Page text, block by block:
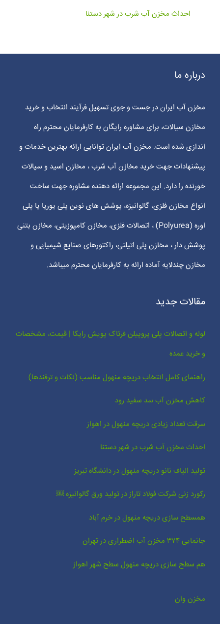
احداث مخزن آب شرب در شهر دستنا
درباره ما
مخزن آب ایران در جست و جوی تسهیل فرآیند انتخاب و خرید
مخازن سیالات، برای مشاوره رایگان به کارفرمایان محترم راه
اندازی شده است. مخزن آب ایران توانایی ارائه بهترین خدمات و
پیشنهادات جهت خرید مخازن آب شرب ، مخازن اسید و سیالات
خورنده را دارد. این مجموعه ارائه دهنده مشاوره جهت ساخت
انواع مخازن فلزی، گالوانیزه، پوشش های نوین پلی یوریا یا پلی
اوره (Polyurea) ، اتصالات فلزی، مخازن کامپوزیتی، مخازن بتنی
پوشش دار ، مخازن پلی اتیلنی، راکتورهای صنایع شیمیایی و
مخازن چندلایه آماده ارائه به کارفرمایان محترم میباشد.
مقالات جدید
لوله و اتصالات پلی پروپیلن فرتاک پویش رایکا | قیمت، مشخصات
و خرید عمده
راهنمای کامل انتخاب دریچه منهول مناسب (نکات و ترفندها)
کاهش مخزن آب سد سفید رود
سرقت تعداد زیادی دریچه منهول در اهواز
احداث مخزن آب شرب در شهر دستنا
تولید الیاف نانو دریچه منهول در دانشگاه تبریز
رکورد زنی شرکت فولاد تاراز در تولید ورق گالوانیزه ￼
همسطح سازی دریچه منهول در خرم آباد
جانمایی ۳۷۴ مخزن آب اضطراری در تهران
هم سطح سازی دریچه منهول سطح شهر اهواز
مخزن وان